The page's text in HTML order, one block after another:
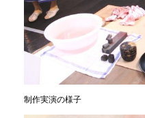
制作実演の様子